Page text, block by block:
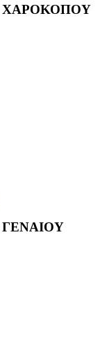
ΧΑΡΟΚΟΠΟΥ
ΓΕΝΑΙΟΥ